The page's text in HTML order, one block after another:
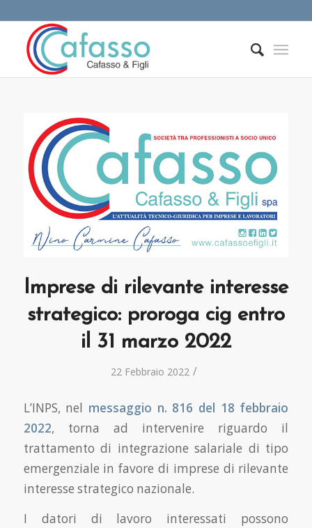
Imprese di rilevante interesse
strategico: proroga cig entro
il 31 marzo 2022
22 Febbraio 2022 /
L’INPS, nel messaggio n. 816 del 18 febbraio
2022, torna ad intervenire riguardo il
trattamento di integrazione salariale di tipo
emergenziale in favore di imprese di rilevante
interesse strategico nazionale.
I datori di lavoro interessati possono